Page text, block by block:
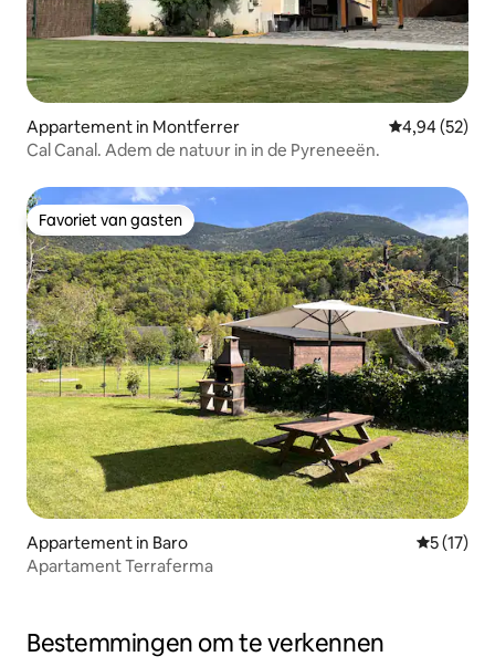
Appartement in Montferrer Gemiddelde
4,94 (52)
Cal Canal. Adem de natuur in in de Pyreneeën.
Favoriet van gasten
Favoriet van gasten
Appartement in Baro
5 (17)
Apartament Terraferma
Bestemmingen om te verkennen